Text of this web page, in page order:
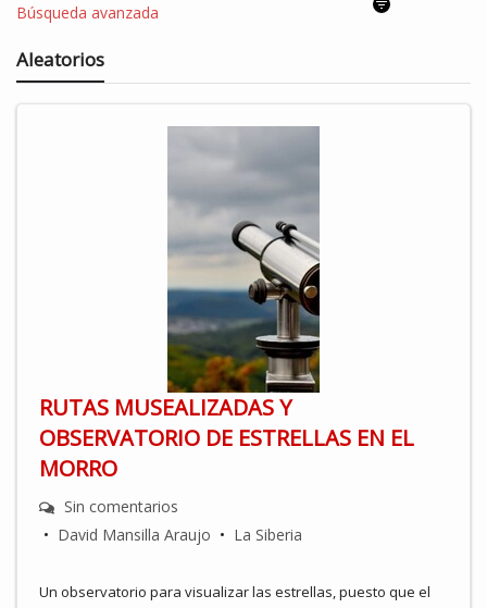
Búsqueda avanzada
Aleatorios
RUTAS MUSEALIZADAS Y
OBSERVATORIO DE ESTRELLAS EN EL
MORRO
Sin comentarios
• David Mansilla Araujo • La Siberia
Un observatorio para visualizar las estrellas, puesto que el